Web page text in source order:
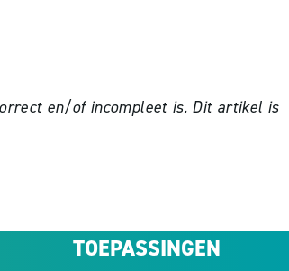
en/of incompleet is. Dit artikel is
TOEPASSINGEN